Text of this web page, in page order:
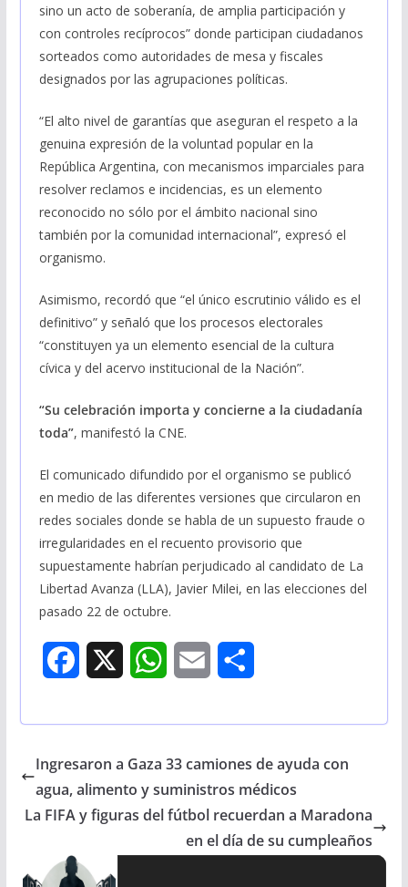
sino un acto de soberanía, de amplia participación y
con controles recíprocos” donde participan ciudadanos
sorteados como autoridades de mesa y fiscales
designados por las agrupaciones políticas.
“El alto nivel de garantías que aseguran el respeto a la
genuina expresión de la voluntad popular en la
República Argentina, con mecanismos imparciales para
resolver reclamos e incidencias, es un elemento
reconocido no sólo por el ámbito nacional sino
también por la comunidad internacional”, expresó el
organismo.
Asimismo, recordó que “el único escrutinio válido es el
definitivo” y señaló que los procesos electorales
“constituyen ya un elemento esencial de la cultura
cívica y del acervo institucional de la Nación”.
“Su celebración importa y concierne a la ciudadanía
toda”, manifestó la CNE.
El comunicado difundido por el organismo se publicó
en medio de las diferentes versiones que circularon en
redes sociales donde se habla de un supuesto fraude o
irregularidades en el recuento provisorio que
supuestamente habrían perjudicado al candidato de La
Libertad Avanza (LLA), Javier Milei, en las elecciones del
pasado 22 de octubre.
e
o
W
t
s
i
r
Ingresaron a Gaza 33 camiones de ayuda con
agua, alimento y suministros médicos
La FIFA y figuras del fútbol recuerdan a Maradona
en el día de su cumpleaños